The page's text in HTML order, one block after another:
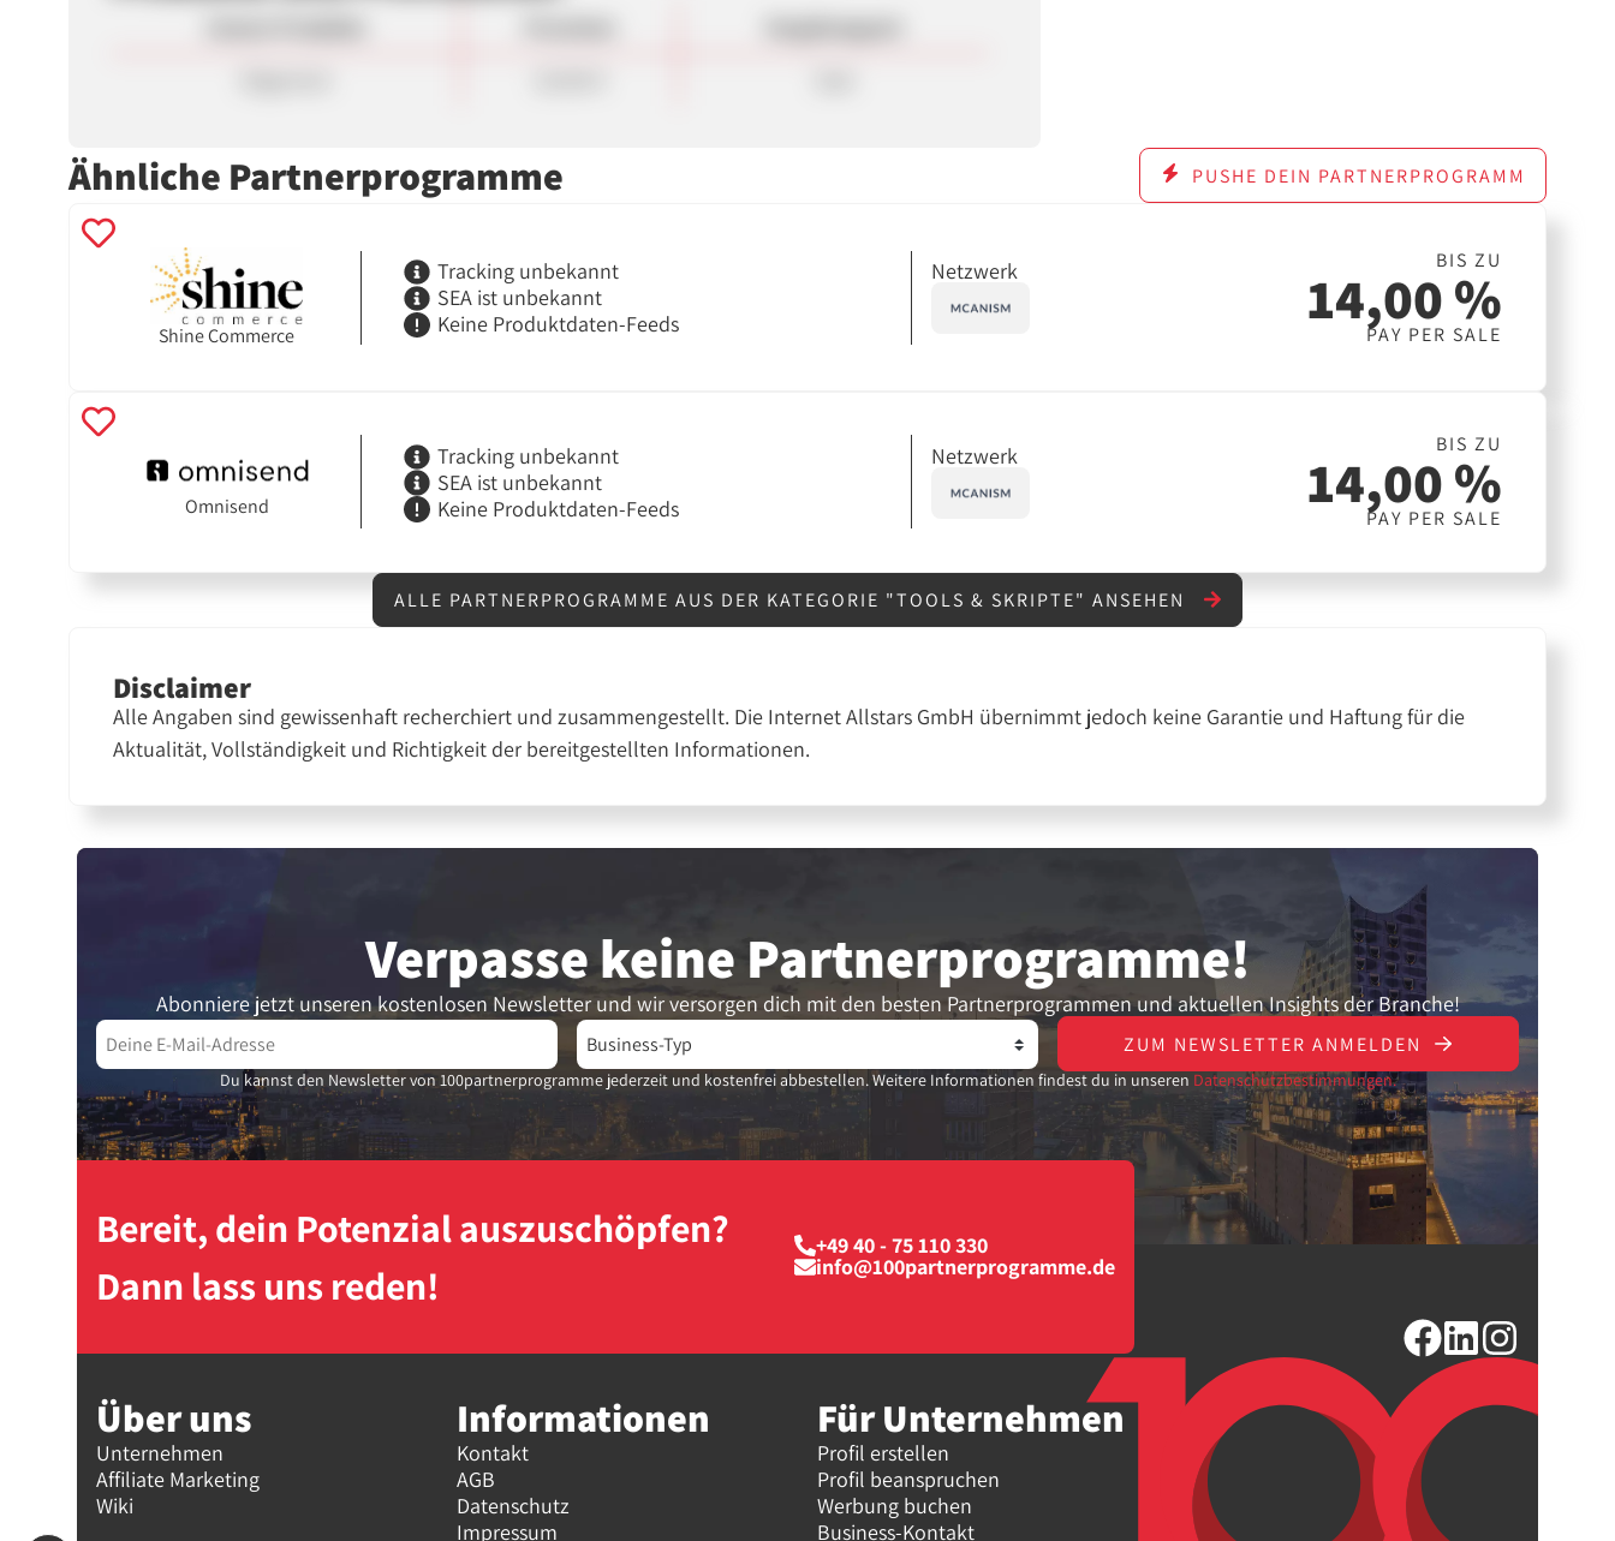
Ähnliche Partnerprogramme PUSHE DEIN PARTNERPROGRAMM
Shine Commerce
Tracking unbekannt
SEA ist unbekannt
Keine Produktdaten-Feeds
Netzwerk BIS ZU
14,00 %
PAY PER SALE
Omnisend
Tracking unbekannt
SEA ist unbekannt
Keine Produktdaten-Feeds
Netzwerk BIS ZU
14,00 %
PAY PER SALE
ALLE PARTNERPROGRAMME AUS DER KATEGORIE "TOOLS & SKRIPTE" ANSEHEN
Disclaimer
Alle Angaben sind gewissenhaft recherchiert und zusammengestellt. Die Internet Allstars GmbH übernimmt jedoch keine Garantie und Haftung für die
Aktualität, Vollständigkeit und Richtigkeit der bereitgestellten Informationen.
Verpasse keine Partner­programme!
Abonniere jetzt unseren kostenlosen Newsletter und wir versorgen dich mit den besten Partnerprogrammen und aktuellen Insights der Branche!
ZUM NEWSLETTER ANMELDEN
Du kannst den Newsletter von 100partnerprogramme jederzeit und kostenfrei abbestellen. Weitere Informationen findest du in unseren Datenschutzbestimmungen.
Bereit, dein Potenzial auszuschöpfen?
Dann lass uns reden!
+49 40 - 75 110 330
info@100partnerprogramme.de
Über uns
Unternehmen
Affiliate Marketing
Wiki
Informationen
Kontakt
AGB
Datenschutz
Impressum
Für Unternehmen
Profil erstellen
Profil beanspruchen
Werbung buchen
Business-Kontakt